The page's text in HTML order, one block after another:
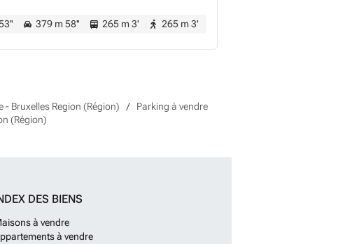
379 m 58'' 265 m 3' 265 m 3'
- Bruxelles Region (Région)
Parking à vendre
(Région)
DES BIENS
à vendre
à vendre